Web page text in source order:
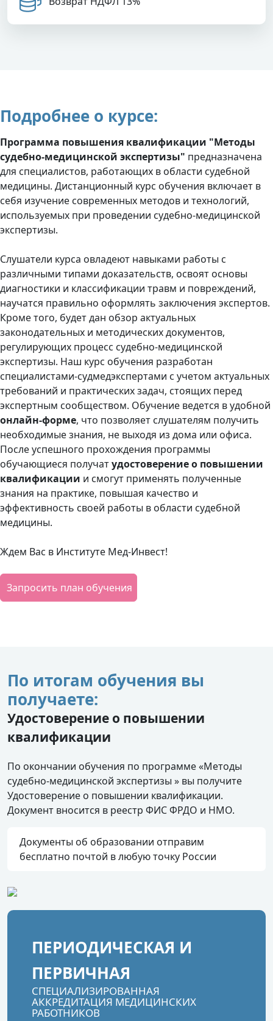
Подробнее о курсе:
Программа повышения квалификации "Методы
судебно-медицинской экспертизы" предназначена
для специалистов, работающих в области судебной
медицины. Дистанционный курс обучения включает в
себя изучение современных методов и технологий,
используемых при проведении судебно-медицинской
экспертизы.
Слушатели курса овладеют навыками работы с
различными типами доказательств, освоят основы
диагностики и классификации травм и повреждений,
научатся правильно оформлять заключения экспертов.
Кроме того, будет дан обзор актуальных
законодательных и методических документов,
регулирующих процесс судебно-медицинской
экспертизы. Наш курс обучения разработан
специалистами-судмедэкспертами с учетом актуальных
требований и практических задач, стоящих перед
экспертным сообществом. Обучение ведется в удобной
онлайн-форме, что позволяет слушателям получить
необходимые знания, не выходя из дома или офиса.
После успешного прохождения программы
обучающиеся получатудостоверение о повышении
квалификации и смогут применять полученные
знания на практике, повышая качество и
эффективность своей работы в области судебной
медицины.
Ждем Вас в Институте Мед-Инвест!
Запросить план обучения
По итогам обучения вы
получаете:
Удостоверение о повышении
квалификации
По окончании обучения по программе «Методы
судебно-медицинской экспертизы » вы получите
Удостоверение о повышении квалификации.
Документ вносится в реестр ФИС ФРДО и НМО.
Документы об образовании отправим
бесплатно почтой в любую точку России
ПЕРИОДИЧЕСКАЯ И
ПЕРВИЧНАЯ
СПЕЦИАЛИЗИРОВАННАЯ
АККРЕДИТАЦИЯ МЕДИЦИНСКИХ
РАБОТНИКОВ